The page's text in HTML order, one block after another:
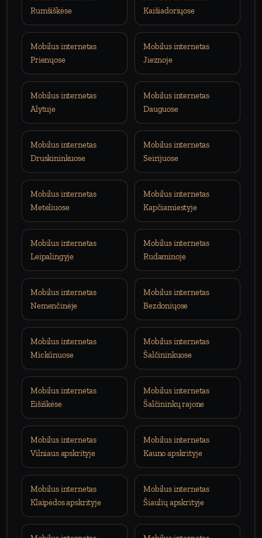
Rumšiškėse
Kaišiadoriųose
Mobilus internetas
Prienųose
Mobilus internetas
Jieznoje
Mobilus internetas
Alytuje
Mobilus internetas
Dauguose
Mobilus internetas
Druskininkuose
Mobilus internetas
Seirijuose
Mobilus internetas
Meteliuose
Mobilus internetas
Kapčiamiestyje
Mobilus internetas
Leipalingyje
Mobilus internetas
Rudaminoje
Mobilus internetas
Nemenčinėje
Mobilus internetas
Bezdoniųose
Mobilus internetas
Mickūnuose
Mobilus internetas
Šalčininkuose
Mobilus internetas
Eišiškėse
Mobilus internetas
Šalčininkų rajone
Mobilus internetas
Vilniaus apskrityje
Mobilus internetas
Kauno apskrityje
Mobilus internetas
Klaipėdos apskrityje
Mobilus internetas
Šiaulių apskrityje